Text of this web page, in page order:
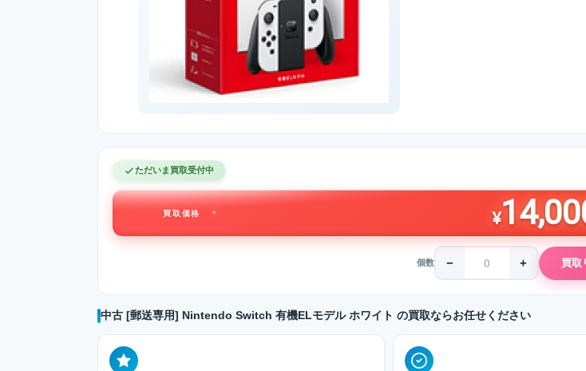
ただいま買取受付中
買取価格 ¥
個数 − + 買取
中古 [郵送専用] Nintendo Switch 有機ELモデル ホワイト の買取ならお任せください